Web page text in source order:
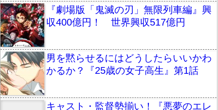
『劇場版「鬼滅の刃」無限列車編』興
収400億円！ 世界興収517億円
男を黙らせるにはどうしたらいいかわ
かるか？『25歳の女子高生』第1話
キャスト・監督勢揃い！『悪夢のエレ